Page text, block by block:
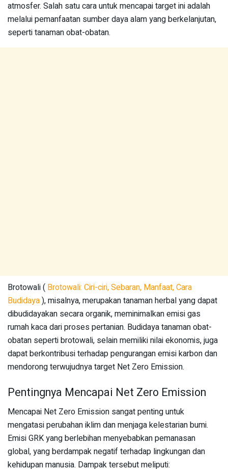
atmosfer. Salah satu cara untuk mencapai target ini adalah
melalui pemanfaatan sumber daya alam yang berkelanjutan,
seperti tanaman obat-obatan.
Brotowali ( Brotowali: Ciri-ciri, Sebaran, Manfaat, Cara
Budidaya), misalnya, merupakan tanaman herbal yang dapat
dibudidayakan secara organik, meminimalkan emisi gas
rumah kaca dari proses pertanian. Budidaya tanaman obat-
obatan seperti brotowali, selain memiliki nilai ekonomis, juga
dapat berkontribusi terhadap pengurangan emisi karbon dan
mendorong terwujudnya target Net Zero Emission.
Pentingnya Mencapai Net Zero Emission
Mencapai Net Zero Emission sangat penting untuk
mengatasi perubahan iklim dan menjaga kelestarian bumi.
Emisi GRK yang berlebihan menyebabkan pemanasan
global, yang berdampak negatif terhadap lingkungan dan
kehidupan manusia. Dampak tersebut meliputi: